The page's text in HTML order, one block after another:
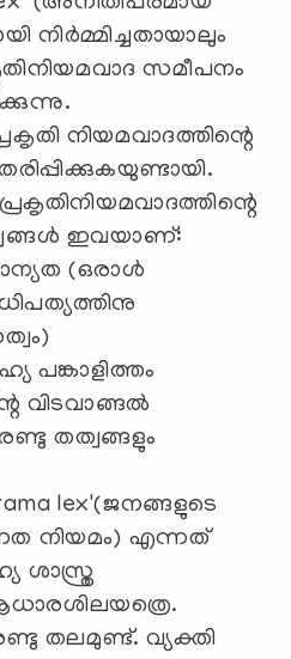
നിര്‍മ്മിച്ചതായാലും
സമീപനം
നിയമവാദത്തിന്റെ
ഇവയാണ്:
(ഒരാള്‍
പങ്കാളിത്തം
വിടവാങ്ങല്‍
തത്വങ്ങളും
lex'(ജനങ്ങളുടെ
നിയമം) എന്നത്
ശാസ്ത്ര
തലമുണ്ട്. വ്യക്തി